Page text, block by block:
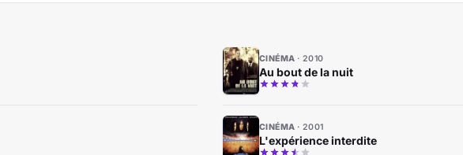
CINÉMA 2010
Au bout de la nuit
CINÉMA 2001
L'expérience interdite